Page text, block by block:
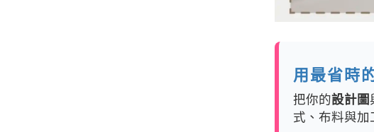
用最省時
把你的設計圖
式、布料與加